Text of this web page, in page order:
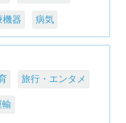
機器 病気
旅行・エンタメ
輸